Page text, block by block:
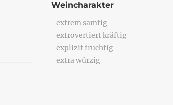
Weincharakter
extrem samtig
extrovertiert kräftig
explizit fruchtig
extra würzig